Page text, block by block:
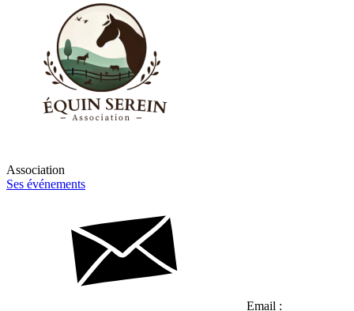
Association
Ses événements
Email :